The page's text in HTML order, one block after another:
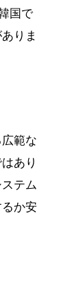
国で
りま
範な
あり
テム
か安